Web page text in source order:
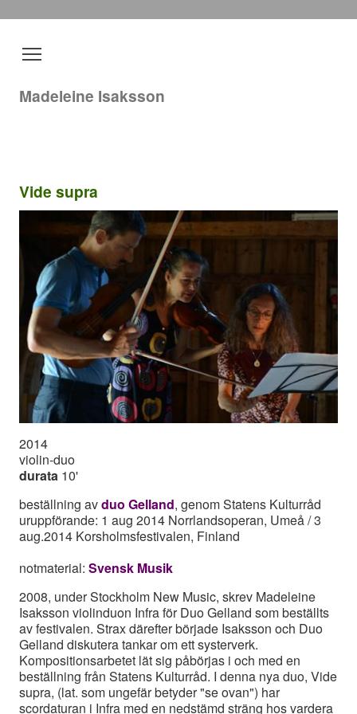
Madeleine Isaksson
Vide supra
2014
violin-duo
durata 10'
beställning avduo Gelland, genom Statens Kulturråd
uruppförande: 1 aug 2014 Norrlandsoperan, Umeå / 3
aug.2014 Korsholmsfestivalen, Finland
notmaterial: Svensk Musik
2008, under Stockholm New Music, skrev Madeleine
Isaksson violinduon Infra för Duo Gelland som beställts
av festivalen. Strax därefter började Isaksson och Duo
Gelland diskutera tankar om ett systerverk.
Kompositionsarbetet lät sig påbörjas i och med en
beställning från Statens Kulturråd. I denna nya duo, Vide
supra, (lat. som ungefär betyder "se ovan") har
scordaturan i Infra med en nedstämd sträng hos vardera